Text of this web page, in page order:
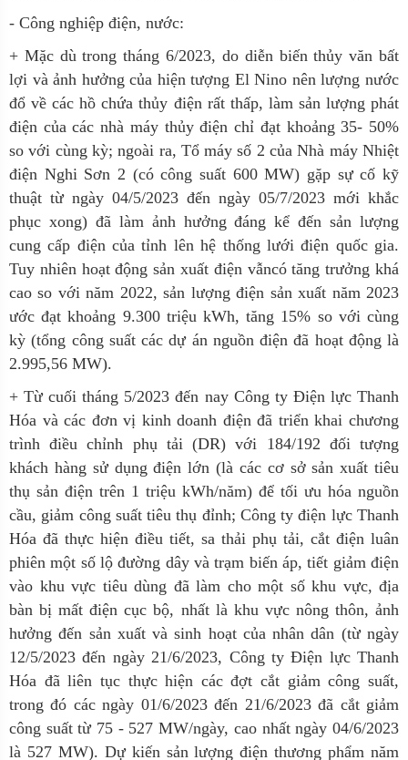
- Công nghiệp điện, nước:
+ Mặc dù trong tháng 6/2023, do diễn biến thủy văn bất
lợi và ảnh hưởng của hiện tượng El Nino nên lượng nước
đổ về các hồ chứa thủy điện rất thấp, làm sản lượng phát
điện của các nhà máy thủy điện chỉ đạt khoảng 35- 50%
so với cùng kỳ; ngoài ra, Tổ máy số 2 của Nhà máy Nhiệt
điện Nghi Sơn 2 (có công suất 600 MW) gặp sự cố kỹ
thuật từ ngày 04/5/2023 đến ngày 05/7/2023 mới khắc
phục xong) đã làm ảnh hưởng đáng kể đến sản lượng
cung cấp điện của tỉnh lên hệ thống lưới điện quốc gia.
Tuy nhiên hoạt động sản xuất điện vẫncó tăng trưởng khá
cao so với năm 2022, sản lượng điện sản xuất năm 2023
ước đạt khoảng 9.300 triệu kWh, tăng 15% so với cùng
kỳ (tổng công suất các dự án nguồn điện đã hoạt động là
2.995,56 MW).
+ Từ cuối tháng 5/2023 đến nay Công ty Điện lực Thanh
Hóa và các đơn vị kinh doanh điện đã triển khai chương
trình điều chỉnh phụ tải (DR) với 184/192 đối tượng
khách hàng sử dụng điện lớn (là các cơ sở sản xuất tiêu
thụ sản điện trên 1 triệu kWh/năm) để tối ưu hóa nguồn
cầu, giảm công suất tiêu thụ đỉnh; Công ty điện lực Thanh
Hóa đã thực hiện điều tiết, sa thải phụ tải, cắt điện luân
phiên một số lộ đường dây và trạm biến áp, tiết giảm điện
vào khu vực tiêu dùng đã làm cho một số khu vực, địa
bàn bị mất điện cục bộ, nhất là khu vực nông thôn, ảnh
hưởng đến sản xuất và sinh hoạt của nhân dân (từ ngày
12/5/2023 đến ngày 21/6/2023, Công ty Điện lực Thanh
Hóa đã liên tục thực hiện các đợt cắt giảm công suất,
trong đó các ngày 01/6/2023 đến 21/6/2023 đã cắt giảm
công suất từ 75 - 527 MW/ngày, cao nhất ngày 04/6/2023
là 527 MW). Dự kiến sản lượng điện thương phẩm năm